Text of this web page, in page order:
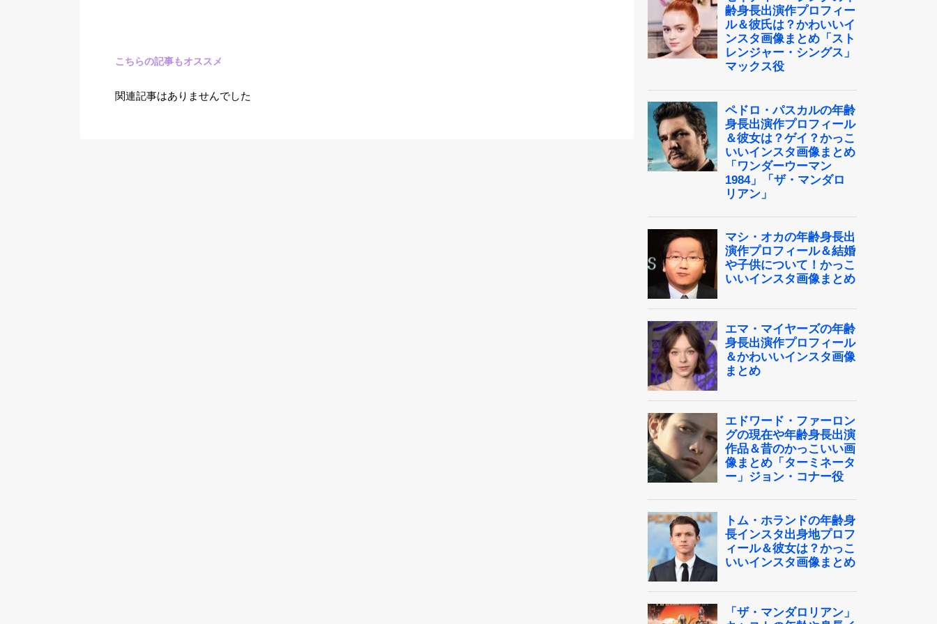
こちらの記事もオススメ
関連記事はありませんでした